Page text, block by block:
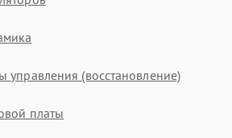
управления (восстановление)
платы